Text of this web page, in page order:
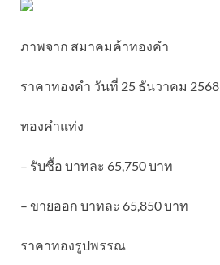
ภาพจาก สมาคมค้าทองคำ
ราคาทองคำ วันที่ 25 ธันวาคม 2568
ทองคำแท่ง
– รับซื้อ บาทละ 65,750 บาท
– ขายออก บาทละ 65,850 บาท
ราคาทองรูปพรรณ